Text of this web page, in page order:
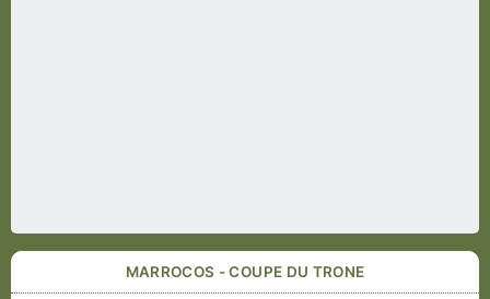
MARROCOS - COUPE DU TRONE